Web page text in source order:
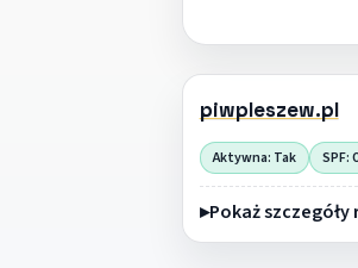
piwpleszew.pl
Aktywna: Tak SPF:
Pokaż szczegóły